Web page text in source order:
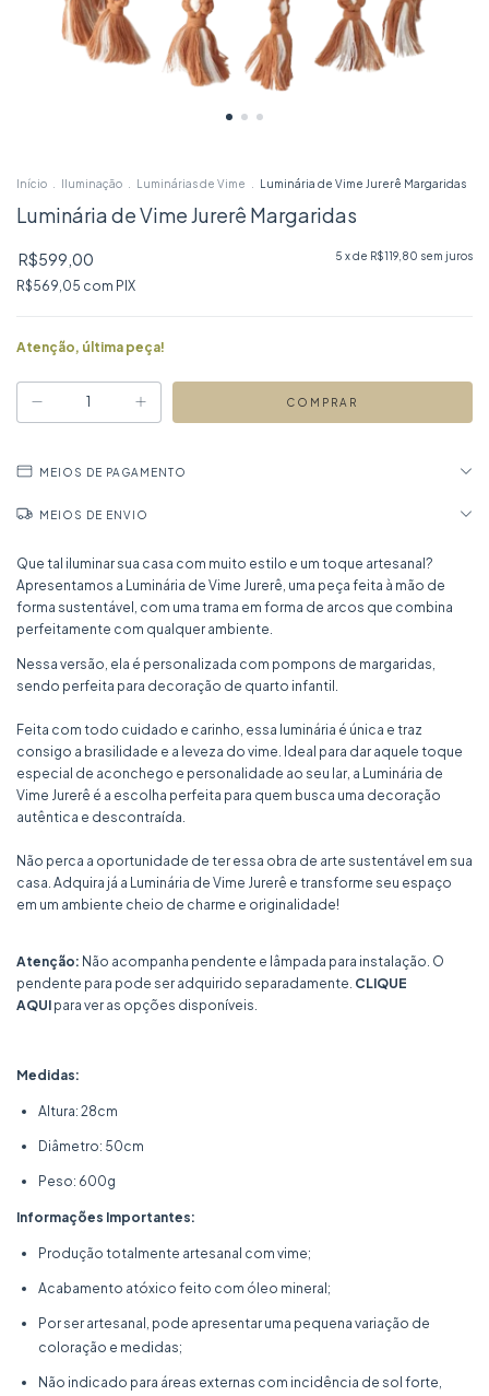
Início Iluminação Luminárias de Vime Luminária de Vime Jurerê Margaridas
Luminária de Vime Jurerê Margaridas
R$599,00
R$569,05 com PIX
5 x de R$119,80 sem juros
Atenção, última peça!
MEIOS DE PAGAMENTO
MEIOS DE ENVIO
Que tal iluminar sua casa com muito estilo e um toque artesanal?
Apresentamos a Luminária de Vime Jurerê, uma peça feita à mão de
forma sustentável, com uma trama em forma de arcos que combina
perfeitamente com qualquer ambiente.
Nessa versão, ela é personalizada com pompons de margaridas,
sendo perfeita para decoração de quarto infantil.
Feita com todo cuidado e carinho, essa luminária é única e traz
consigo a brasilidade e a leveza do vime. Ideal para dar aquele toque
especial de aconchego e personalidade ao seu lar, a Luminária de
Vime Jurerê é a escolha perfeita para quem busca uma decoração
autêntica e descontraída.
Não perca a oportunidade de ter essa obra de arte sustentável em sua
casa. Adquira já a Luminária de Vime Jurerê e transforme seu espaço
em um ambiente cheio de charme e originalidade!
Atenção: Não acompanha pendente e lâmpada para instalação. O
pendente para pode ser adquirido separadamente. CLIQUE
AQUI para ver as opções disponíveis.
Medidas:
Altura: 28cm
Diâmetro: 50cm
Peso: 600g
Informações Importantes:
Produção totalmente artesanal com vime;
Acabamento atóxico feito com óleo mineral;
Por ser artesanal, pode apresentar uma pequena variação de
coloração e medidas;
Não indicado para áreas externas com incidência de sol forte,